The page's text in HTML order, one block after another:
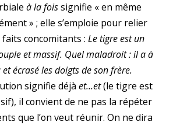
à la foissignifie « en même
» ; elle s’emploie pour relier
faits concomitants :Le tigre est un
et massif. Quel maladroit : il a à
écrasé les doigts de son frère.
signifie déjàet…et(le tigre est
il convient de ne pas la répéter
que l’on veut réunir. On ne dira